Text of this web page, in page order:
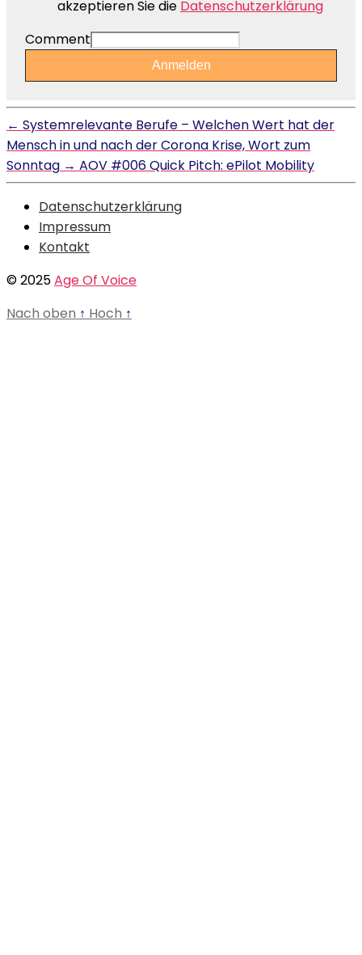
akzeptieren Sie die Datenschutzerklärung
Comment
Anmelden
← Systemrelevante Berufe – Welchen Wert hat der
Mensch in und nach der Corona Krise, Wort zum
Sonntag → AOV #006 Quick Pitch: ePilot Mobility
Datenschutzerklärung
Impressum
Kontakt
© 2025Age Of Voice
Nach oben ↑ Hoch ↑